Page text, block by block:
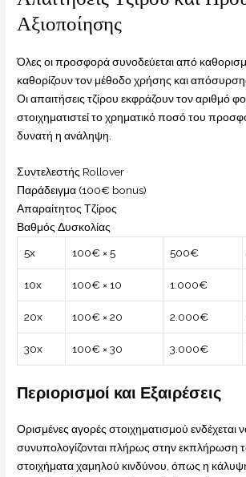
Αξιοποίησης
Όλες οι προσφορά συνοδεύεται από
καθορίζουν τον μέθοδο χρήσης και
Οι απαιτήσεις τζίρου εκφράζουν τον αριθμό
στοιχηματιστεί το χρηματικό ποσό του
δυνατή η ανάληψη.
Συντελεστής Rollover
Παράδειγμα (100€ bonus)
Απαραίτητος Τζίρος
Βαθμός Δυσκολίας
5x
100€ × 5 500€
10x 100€ × 10 1.000€
20x 100€ × 20 2.000€
30x 100€ × 30 3.000€
Περιορισμοί και Εξαιρέσεις
Ορισμένες αγορές στοιχηματισμού ενδέχεται
συνυπολογίζονται πλήρως στην εκπλήρωση
στοιχήματα χαμηλού κινδύνου, όπως η